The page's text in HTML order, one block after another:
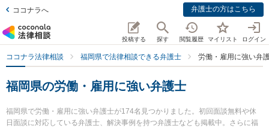
ココナラへ 弁護士の方はこちら
投稿する 探す 閲覧履歴 マイリスト ログイン
ココナラ法律相談 福岡県で法律相談できる弁護士 労働・雇用に強い弁
福岡県の労働・雇用に強い弁護士
福岡県で労働・雇用に強い弁護士が174名見つかりました。初回面談無料や休
日面談に対応している弁護士、解決事例を持つ弁護士なども掲載中。さらに福